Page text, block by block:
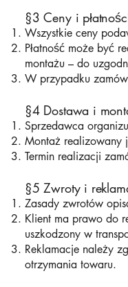
§3 Ceny i
Wszystkie ceny
Płatność może być
montażu – do
W przypadku
§4 Dostawa i
Sprzedawca
Montaż realizowany
Termin realizacji
§5 Zwroty i
Zasady zwrotów
Klient ma prawo do
uszkodzony w
Reklamacje należy
otrzymania towaru.